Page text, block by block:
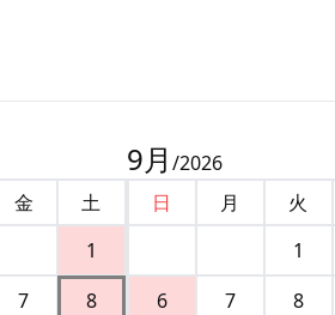
金
土
1
7
8
9月 /2026
日
月 火
1
6
7 8